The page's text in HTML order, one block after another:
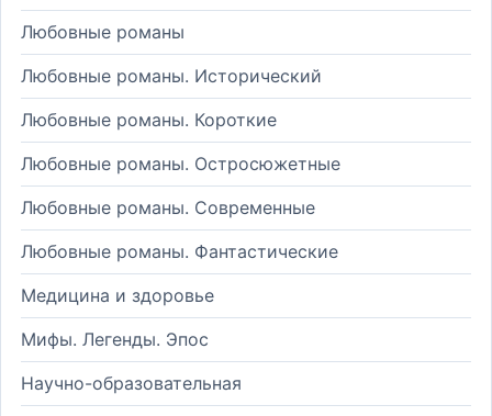
Любовные романы
Любовные романы. Исторический
Любовные романы. Короткие
Любовные романы. Остросюжетные
Любовные романы. Современные
Любовные романы. Фантастические
Медицина и здоровье
Мифы. Легенды. Эпос
Научно-образовательная